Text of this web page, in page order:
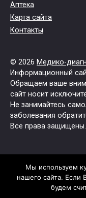
Аптека
Карта сайта
Контакты
© 2026 Медико-
Информационный
Обращаем ваше
сайт носит
Не занимайтесь
заболевания
Все права защищены.
Мы используем
нашего сайта. Если
будем